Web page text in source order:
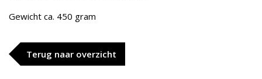
Gewicht ca. 450 gram
Terug naar overzicht